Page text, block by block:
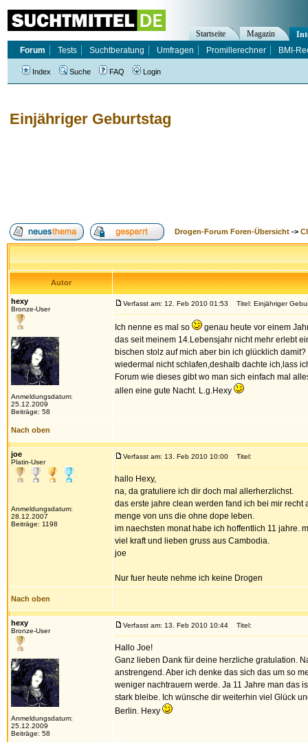
Einjähriger Geburtstag
Drogen-Forum Foren-Übersicht ->
Autor
hexy
Bronze-User
Anmeldungsdatum:
25.12.2009
Beiträge: 58
Verfasst am: 12. Feb 2010 01:53 Titel: Einjähriger
Ich nenne es mal so
genau heute vor einem
das seit meinem 14.Lebensjahr nicht mehr erlebt
bischen stolz auf mich aber bin ich glücklich
wiedermal nicht schlafen,deshalb dachte ich,lass
Forum wie dieses gibt wo man sich einfach mal
allen eine gute Nacht. L.g.Hexy
Nach oben
joe
Platin-User
Anmeldungsdatum:
28.12.2007
Beiträge: 1198
Verfasst am: 13. Feb 2010 10:00 Titel:
hallo Hexy,
na, da gratuliere ich dir doch mal allerherzlichst.
das erste jahre clean werden fand ich bei mir
menge von uns die ohne dope leben.
im naechsten monat habe ich hoffentlich 11 jahre.
viel kraft und lieben gruss aus Cambodia.
joe
Nur fuer heute nehme ich keine Drogen
Nach oben
hexy
Bronze-User
Anmeldungsdatum:
25.12.2009
Beiträge: 58
Verfasst am: 13. Feb 2010 10:44 Titel:
Hallo Joe!
Ganz lieben Dank für deine herzliche gratulation.
anstrengend. Aber ich denke das sich das um so
weniger nachtrauern werde. Ja 11 Jahre man das
stark bleibe. Ich wünsche dir weiterhin viel Glück
Berlin. Hexy
Startseite Magazin
Forum
Tests Suchtberatung Umfragen Promillerechner BMI-
Index Suche FAQ Login